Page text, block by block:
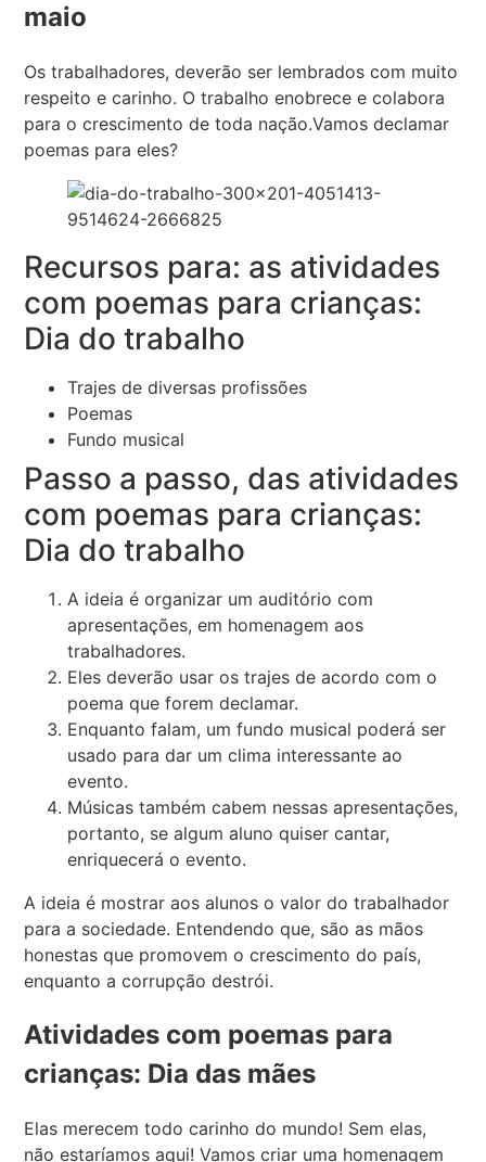
maio
Os trabalhadores, deverão ser lembrados com muito
respeito e carinho. O trabalho enobrece e colabora
para o crescimento de toda nação.Vamos declamar
poemas para eles?
Recursos para: as atividades
com poemas para crianças:
Dia do trabalho
Trajes de diversas profissões
Poemas
Fundo musical
Passo a passo, das atividades
com poemas para crianças:
Dia do trabalho
A ideia é organizar um auditório com
apresentações, em homenagem aos
trabalhadores.
Eles deverão usar os trajes de acordo com o
poema que forem declamar.
Enquanto falam, um fundo musical poderá ser
usado para dar um clima interessante ao
evento.
Músicas também cabem nessas apresentações,
portanto, se algum aluno quiser cantar,
enriquecerá o evento.
A ideia é mostrar aos alunos o valor do trabalhador
para a sociedade. Entendendo que, são as mãos
honestas que promovem o crescimento do país,
enquanto a corrupção destrói.
Atividades com poemas para
crianças: Dia das mães
Elas merecem todo carinho do mundo! Sem elas,
não estaríamos aqui! Vamos criar uma homenagem